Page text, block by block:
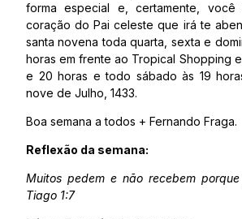
forma especial e, certamente, você
coração do Pai celeste que irá te
santa novena toda quarta, sexta e
horas em frente ao Tropical Shopping
e 20 horas e todo sábado às 19
nove de Julho, 1433.
Boa semana a todos + Fernando Fraga.
Reflexão da semana:
Muitos pedem e não recebem
Tiago 1:7